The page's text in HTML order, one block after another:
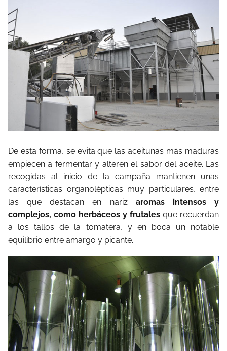
De esta forma, se evita que las aceitunas más maduras
empiecen a fermentar y alteren el sabor del aceite. Las
recogidas al inicio de la campaña mantienen unas
características organolépticas muy particulares, entre
las que destacan en nariz aromas intensos y
complejos, como herbáceos y frutales que recuerdan
a los tallos de la tomatera, y en boca un notable
equilibrio entre amargo y picante.